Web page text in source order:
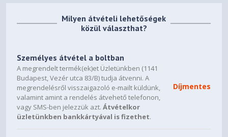
Milyen átvételi lehetőségek
közül választhat?
Személyes átvétel a boltban
A megrendelt termék(ek)et Üzletünkben (1141
Budapest, Vezér utca 83/B) tudja átvenni. A
megrendelésről visszaigazoló e-mailt küldünk,
valamint amint a rendelés átvehető telefonon,
vagy SMS-ben jelezzük azt.Átvételkor
üzletünkben bankkártyával is fizethet.
Díjmentes